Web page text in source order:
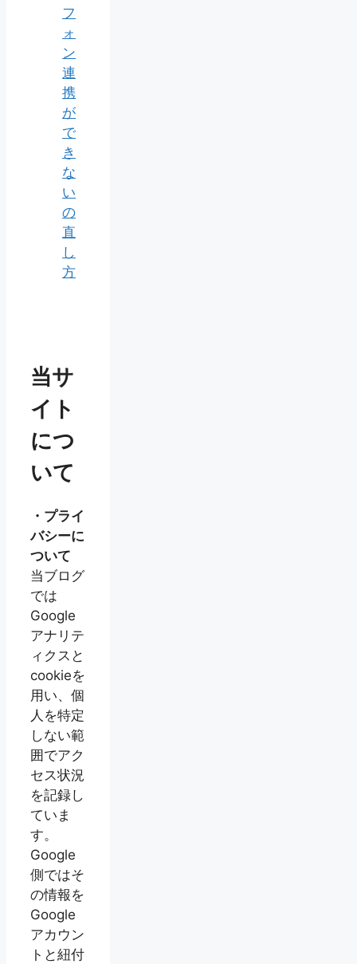
フ
ォ
ン
連
携
が
で
き
な
い
の
直
し
方
当サ
イト
につ
いて
・プライ
バシーに
ついて
当ブログ
では
Google
アナリテ
ィクスと
cookieを
用い、個
人を特定
しない範
囲でアク
セス状況
を記録し
ていま
す。
Google
側ではそ
の情報を
Google
アカウン
トと紐付